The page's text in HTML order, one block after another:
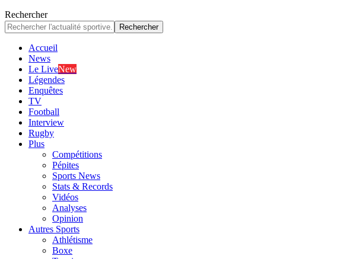
Rechercher
Accueil
News
Le LiveNew
Légendes
Enquêtes
TV
Football
Interview
Rugby
Plus
Compétitions
Pépites
Sports News
Stats & Records
Vidéos
Analyses
Opinion
Autres Sports
Athlétisme
Boxe